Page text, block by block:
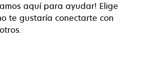
aquí para ayudar! Elige
te gustaría conectarte con